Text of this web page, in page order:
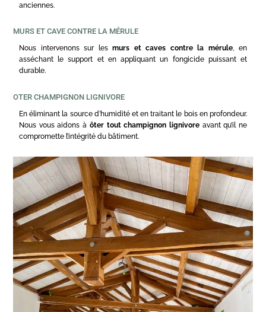
anciennes.
MURS ET CAVE CONTRE LA MÉRULE
Nous intervenons sur les murs et caves contre la mérule, en
asséchant le support et en appliquant un fongicide puissant et
durable.
OTER CHAMPIGNON LIGNIVORE
En éliminant la source d’humidité et en traitant le bois en profondeur.
Nous vous aidons à ôter tout champignon lignivoreavant qu’il ne
compromette l’intégrité du bâtiment.